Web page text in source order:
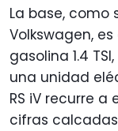
La base, como
Volkswagen,
gasolina 1.4
una unidad
RS iV recurre
cifras